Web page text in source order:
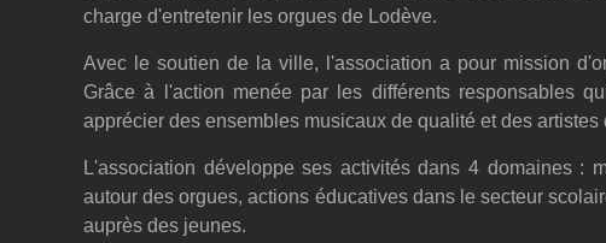
charge d'entretenir les orgues de Lodève.
Avec le soutien de la ville, l'association a pour mission
Grâce à l'action menée par les différents responsables
apprécier des ensembles musicaux de qualité et des artistes
L'association développe ses activités dans 4 domaines :
autour des orgues, actions éducatives dans le secteur
auprès des jeunes.